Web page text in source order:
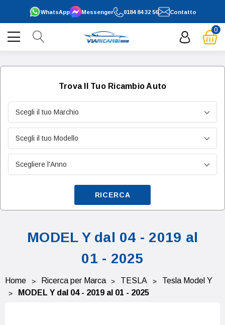
0184 84 32 56
WhatsApp Contatto
Messenger
0
Trova Il Tuo Ricambio Auto
RICERCA
MODEL Y dal 04 - 2019 al
01 - 2025
Home Ricerca per Marca TESLA
Tesla Model Y
MODEL Y dal 04 - 2019 al 01 - 2025